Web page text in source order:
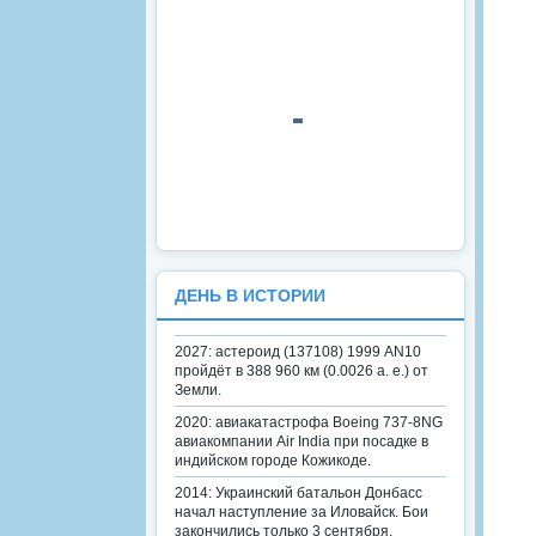
ДЕНЬ В ИСТОРИИ
2027: астероид (137108) 1999 AN10
пройдёт в 388 960 км (0.0026 а. е.) от
Земли.
2020: авиакатастрофа Boeing 737-8NG
авиакомпании Air India при посадке в
индийском городе Кожикоде.
2014: Украинский батальон Донбасс
начал наступление за Иловайск. Бои
закончились только 3 сентября.